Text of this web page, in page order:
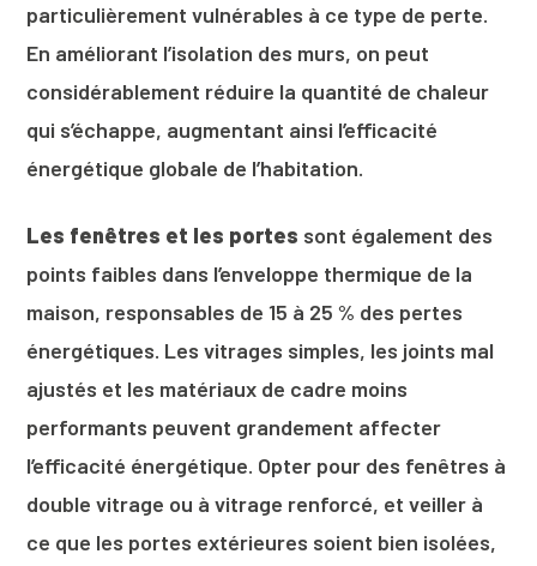
particulièrement vulnérables à ce type de perte.
En améliorant l’isolation des murs, on peut
considérablement réduire la quantité de chaleur
qui s’échappe, augmentant ainsi l’efficacité
énergétique globale de l’habitation.
Les fenêtres et les portes sont également des
points faibles dans l’enveloppe thermique de la
maison, responsables de 15 à 25 % des pertes
énergétiques. Les vitrages simples, les joints mal
ajustés et les matériaux de cadre moins
performants peuvent grandement affecter
l’efficacité énergétique. Opter pour des fenêtres à
double vitrage ou à vitrage renforcé, et veiller à
ce que les portes extérieures soient bien isolées,